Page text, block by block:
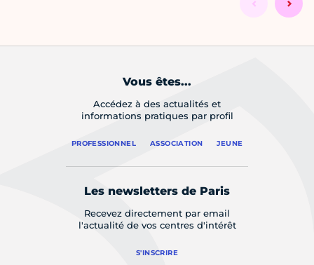
Vous êtes...
Accédez à des actualités et
informations pratiques par profil
PROFESSIONNEL ASSOCIATION JEUNE
Les newsletters de Paris
Recevez directement par email
l'actualité de vos centres d'intérêt
S'INSCRIRE